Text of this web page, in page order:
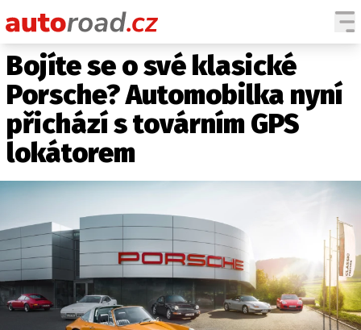
AUTA
TESTY AUT
NOVINKY
ZAJÍMAVOSTI
TECHNIKA
EKONOMIKA
ČESKÝ TRH
TUNING
Bojíte se o své klasické
Porsche? Automobilka nyní
přichází s továrním GPS
lokátorem